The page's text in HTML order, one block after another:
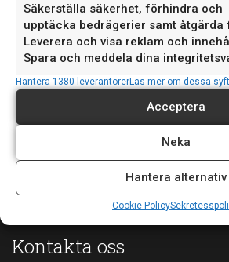
Säkerställa säkerhet, förhindra och
upptäcka bedrägerier samt åtgärda
Leverera och visa reklam och
Spara och meddela dina
Hantera 1380-leverantörerLäs mer om dessa
Acceptera
Neka
Hantera alternativ
Cookie Policy
15
Först i Sverige med ASA-koppling
oss är det viktigt att följa med i...
Kontakta oss